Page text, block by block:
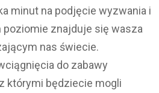
minut na podjęcie wyzwania i
poziomie znajduje się wasza
nas świecie.
do zabawy
którymi będziecie mogli